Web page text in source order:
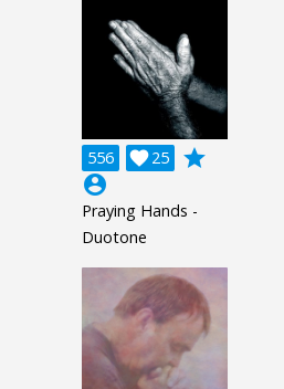
556 25

grade
account_circle
Praying Hands -
Duotone